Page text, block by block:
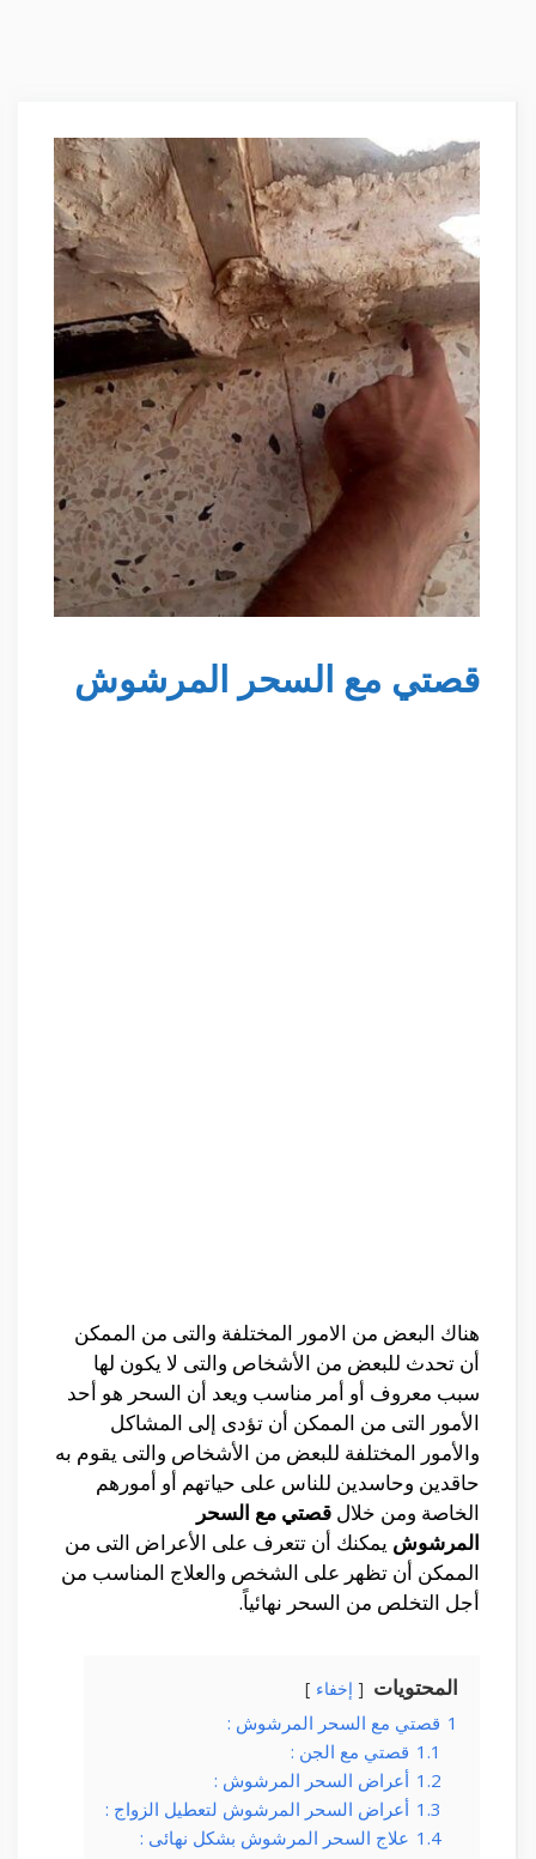
قصتي مع السحر المرشوش
هناك البعض من الامور المختلفة والتى من الممكن
أن تحدث للبعض من الأشخاص والتى لا يكون لها
سبب معروف أو أمر مناسب ويعد أن السحر هو أحد
الأمور التى من الممكن أن تؤدى إلى المشاكل
والأمور المختلفة للبعض من الأشخاص والتى يقوم به
حاقدين وحاسدين للناس على حياتهم أو أمورهم
الخاصة ومن خلال قصتي مع السحر
المرشوش يمكنك أن تتعرف على الأعراض التى من
الممكن أن تظهر على الشخص والعلاج المناسب من
أجل التخلص من السحر نهائياً.
المحتويات إخفاء
1 قصتي مع السحر المرشوش :
1.1 قصتي مع الجن :
1.2 أعراض السحر المرشوش :
1.3 أعراض السحر المرشوش لتعطيل الزواج :
1.4 علاج السحر المرشوش بشكل نهائى :